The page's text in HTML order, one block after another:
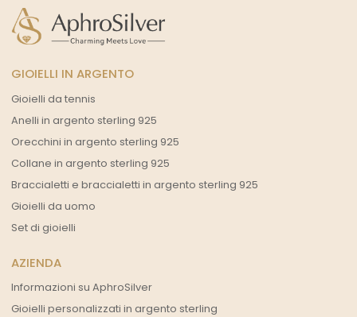
GIOIELLI IN ARGENTO
Gioielli da tennis
Anelli in argento sterling 925
Orecchini in argento sterling 925
Collane in argento sterling 925
Braccialetti e braccialetti in argento sterling 925
Gioielli da uomo
Set di gioielli
AZIENDA
Informazioni su AphroSilver
Gioielli personalizzati in argento sterling